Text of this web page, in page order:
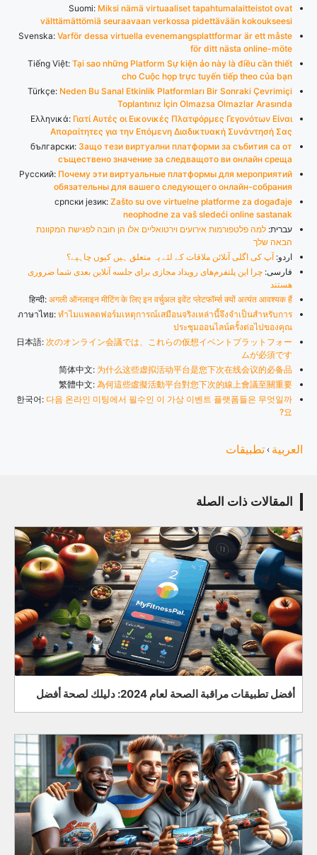
Suomi: Miksi nämä virtuaaliset tapahtumalaitteistot ovat
välttämättömiä seuraavaan verkossa pidettävään kokoukseesi
Svenska: Varför dessa virtuella evenemangsplattformar är ett måste
för ditt nästa online-möte
Tiếng Việt: Tại sao những Platform Sự kiện ảo này là điều cần thiết
cho Cuộc họp trực tuyến tiếp theo của bạn
Türkçe: Neden Bu Sanal Etkinlik Platformları Bir Sonraki Çevrimiçi
Toplantınız İçin Olmazsa Olmazlar Arasında
Ελληνικά: Γιατί Αυτές οι Εικονικές Πλατφόρμες Γεγονότων Είναι
Απαραίτητες για την Επόμενη Διαδικτυακή Συνάντησή Σας
български: Защо тези виртуални платформи за събития са от
съществено значение за следващото ви онлайн среща
Русский: Почему эти виртуальные платформы для мероприятий
обязательны для вашего следующего онлайн-собрания
српски језик: Zašto su ove virtuelne platforme za događaje
neophodne za vaš sledeći online sastanak
עברית: למה פלטפורמות אירועים וירטואליים אלו הן חובה לפגישת המקוונת
הבאה שלך
اردو: آپ کی اگلی آنلائن ملاقات کے لئے یہ متعلق ہیں کیوں چاہیے؟
فارسی: چرا این پلتفرم‌های رویداد مجازی برای جلسه آنلاین بعدی شما ضروری
هستند
हिन्दी: अगली ऑनलाइन मीटिंग के लिए इन वर्चुअल इवेंट प्लेटफॉर्म्स क्यों अत्यंत आवश्यक हैं
ภาษาไทย: ทำไมแพลตฟอร์มเหตุการณ์เสมือนจริงเหล่านี้จึงจำเป็นสำหรับการ
ประชุมออนไลน์ครั้งต่อไปของคุณ
日本語: 次のオンライン会議では、これらの仮想イベントプラットフォー
ムが必須です
简体中文: 为什么这些虚拟活动平台是您下次在线会议的必备品
繁體中文: 為何這些虛擬活動平台對您下次的線上會議至關重要
한국어: 다음 온라인 미팅에서 필수인 이 가상 이벤트 플랫폼들은 무엇일까
요?
العربية › تطبيقات
المقالات ذات الصلة
أفضل تطبيقات مراقبة الصحة لعام 2024: دليلك لصحة أفضل